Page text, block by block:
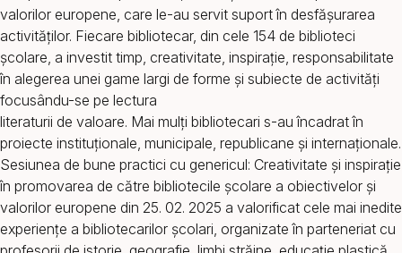
valorilor europene, care le-au servit suport în desfășurarea
activităților. Fiecare bibliotecar, din cele 154 de biblioteci
școlare, a investit timp, creativitate, inspirație, responsabilitate
în alegerea unei game largi de forme și subiecte de activități
focusându-se pe lectura
literaturii de valoare. Mai mulți bibliotecari s-au încadrat în
proiecte instituționale, municipale, republicane și internaționale.
Sesiunea de bune practici cu genericul: Creativitate și inspirație
în promovarea de către bibliotecile școlare a obiectivelor și
valorilor europene din 25. 02. 2025 a valorificat cele mai inedite
experiențe a bibliotecarilor școlari, organizate în parteneriat cu